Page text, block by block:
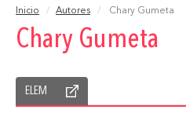
Inicio Autores Chary Gumeta
Chary Gumeta
ELEM